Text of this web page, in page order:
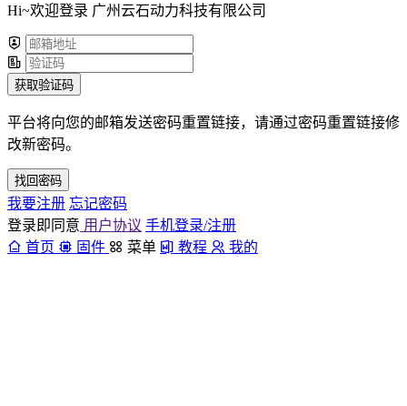
Hi~欢迎登录 广州云石动力科技有限公司
获取验证码
平台将向您的邮箱发送密码重置链接，请通过密码重置链接修
改新密码。
找回密码
我要注册 忘记密码
登录即同意 用户协议 手机登录/注册
首页
固件 菜单 教程 我的